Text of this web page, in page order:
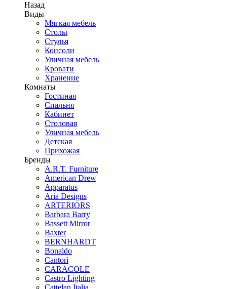
Назад
Виды
Мягкая мебель
Столы
Стулья
Консоли
Уличная мебель
Кровати
Хранение
Комнаты
Гостиная
Спальня
Кабинет
Столовая
Уличная мебель
Детская
Прихожая
Бренды
A.R.T. Furniture
American Drew
Apparatus
Aria Designs
ARTERIORS
Barbara Barry
Bassett Mirror
Baxter
BERNHARDT
Bonaldo
Cantori
CARACOLE
Castro Lighting
Cattelan Italia